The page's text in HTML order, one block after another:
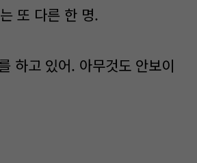
또 다른 한 명.
하고 있어. 아무것도 안보이